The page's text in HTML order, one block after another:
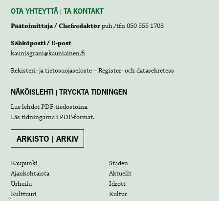
OTA YHTEYTTÄ | TA KONTAKT
Päätoimittaja / Chefredaktörpuh./tfn 050 555 1703
Sähköposti / E-post
kaunisgrani@kauniainen.fi
Rekisteri- ja tietosuojaseloste – Register- och datasekretess
NÄKÖISLEHTI | TRYCKTA TIDNINGEN
Lue lehdetPDF-tiedostoina.
Läs tidningarna iPDF-format.
ARKISTO | ARKIV
Kaupunki
Staden
Ajankohtaista
Aktuellt
Urheilu
Idrott
Kulttuuri
Kultur